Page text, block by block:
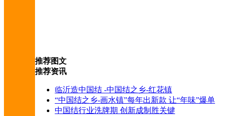
推荐图文
推荐资讯
临沂造中国结 -中国结之乡-红花镇
“中国结之乡-画水镇”每年出新款 让“年味”爆单
中国结行业洗牌期 创新成制胜关键